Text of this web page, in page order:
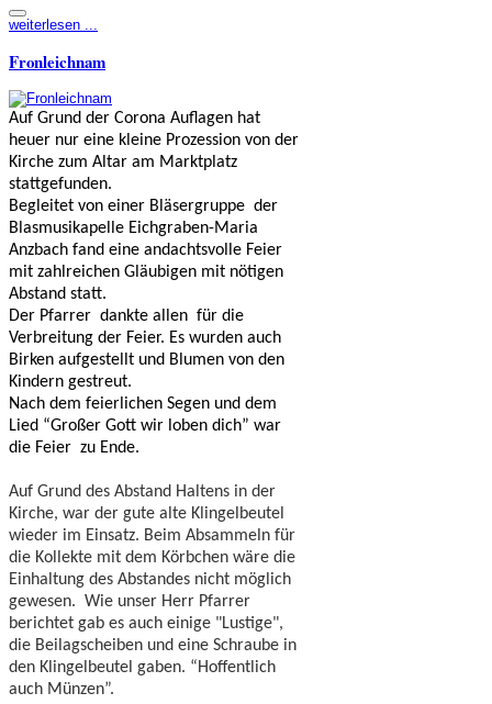
weiterlesen ...
Fronleichnam
Auf Grund der Corona Auflagen hat
heuer nur eine kleine Prozession von der
Kirche zum Altar am Marktplatz
stattgefunden.
Begleitet von einer Bläsergruppe der
Blasmusikapelle Eichgraben-Maria
Anzbach fand eine andachtsvolle Feier
mit zahlreichen Gläubigen mit nötigen
Abstand statt.
Der Pfarrer dankte allen für die
Verbreitung der Feier. Es wurden auch
Birken aufgestellt und Blumen von den
Kindern gestreut.
Nach dem feierlichen Segen und dem
Lied “Großer Gott wir loben dich” war
die Feier zu Ende.
Auf Grund des Abstand Haltens in der
Kirche, war der gute alte Klingelbeutel
wieder im Einsatz. Beim Absammeln für
die Kollekte mit dem Körbchen wäre die
Einhaltung des Abstandes nicht möglich
gewesen. Wie unser Herr Pfarrer
berichtet gab es auch einige "Lustige",
die Beilagscheiben und eine Schraube in
den Klingelbeutel gaben. “Hoffentlich
auch Münzen”.